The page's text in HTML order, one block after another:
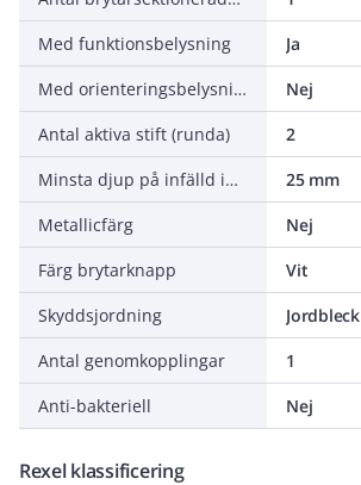
Med funktionsbelysning
Ja
Med orienteringsbelysning
Nej
Antal aktiva stift (runda)
2
Minsta djup på infälld installationsdosa
25 mm
Metallicfärg
Nej
Färg brytarknapp
Vit
Skyddsjordning
Jordbleck
Antal genomkopplingar
1
Anti-bakteriell
Nej
Rexel klassificering